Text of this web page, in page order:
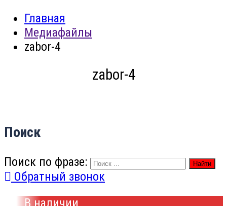
Главная
Медиафайлы
zabor-4
zabor-4
Поиск
Поиск по фразе: Найти
Обратный звонок
В наличии